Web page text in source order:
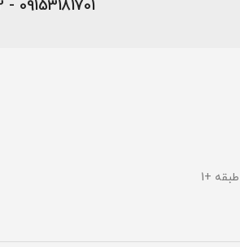
09153181701 - 09158829902